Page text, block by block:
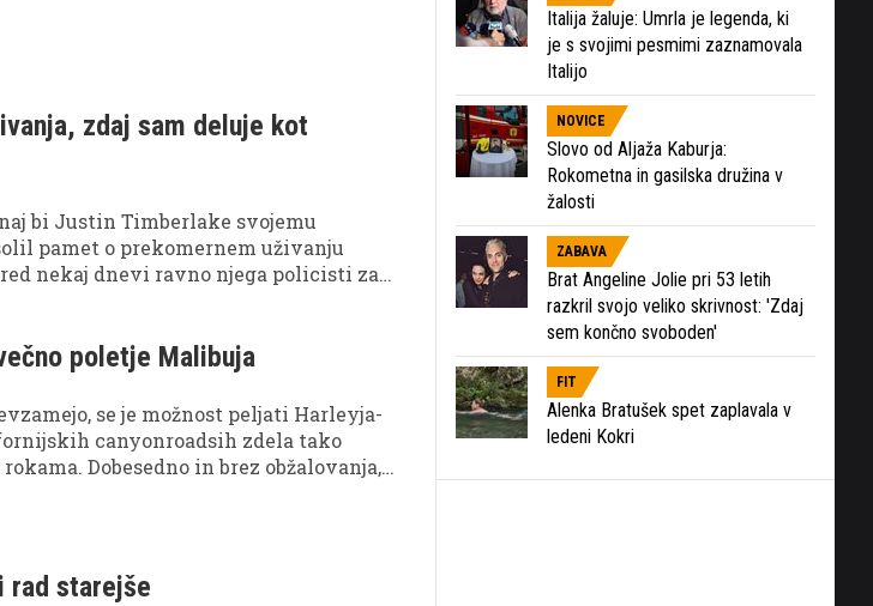
zdaj sam deluje kot
bi Justin Timberlake svojemu
pamet o prekomernem uživanju
nekaj dnevi ravno njega policisti za
poletje Malibuja
se je možnost peljati Harleyja-
canyonroadsih zdela tako
Dobesedno in brez obžalovanja,
rad starejše
Italija žaluje: Umrla je legenda, ki
je s svojimi pesmimi zaznamovala
Italijo
NOVICE
Slovo od Aljaža Kaburja:
Rokometna in gasilska družina v
žalosti
ZABAVA
Brat Angeline Jolie pri 53 letih
razkril svojo veliko skrivnost: 'Zdaj
sem končno svoboden'
FIT
Alenka Bratušek spet zaplavala v
ledeni Kokri